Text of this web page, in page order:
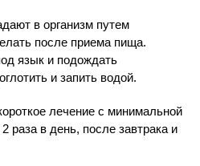
в организм путем
после приема пища.
язык и подождать
и запить водой.
лечение с минимальной
раза в день, после завтрака и